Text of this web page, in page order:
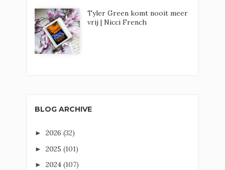
Tyler Green komt nooit meer
vrij | Nicci French
BLOG ARCHIVE
► 2026 (32)
► 2025 (101)
► 2024 (107)